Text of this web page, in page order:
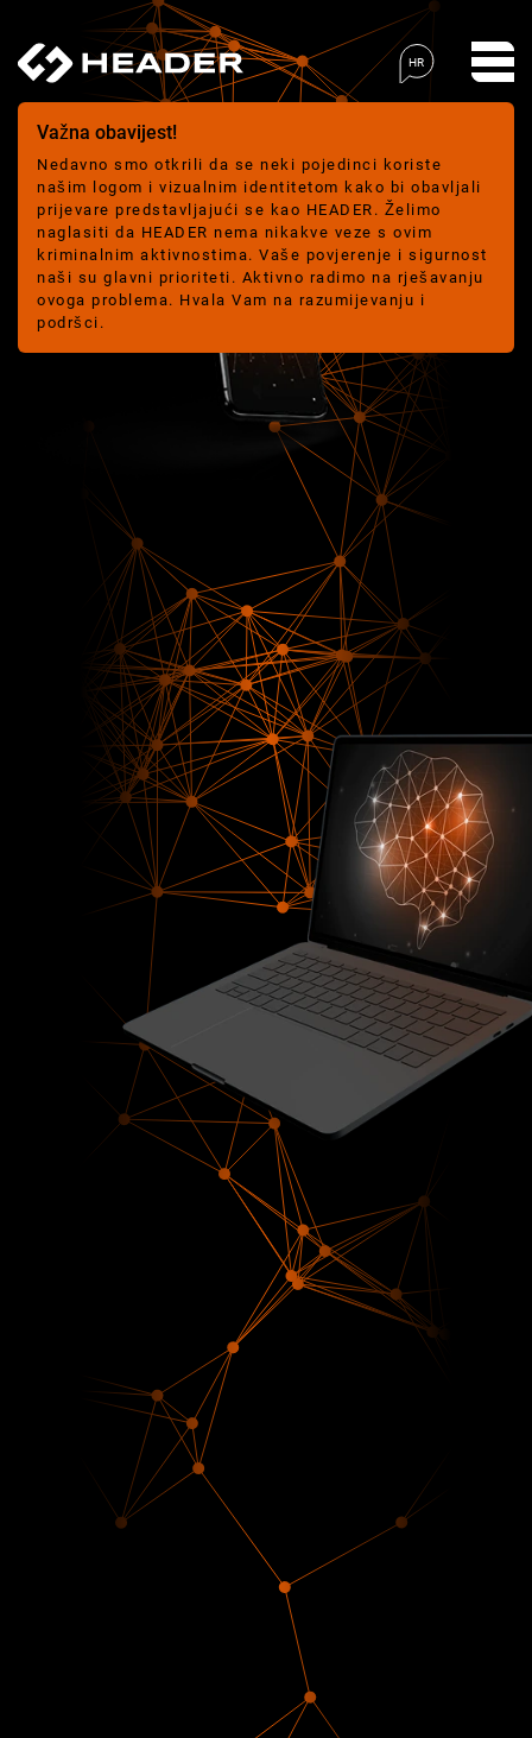
HR
Važna obavijest!
Nedavno smo otkrili da se neki pojedinci koriste
našim logom i vizualnim identitetom kako bi obavljali
prijevare predstavljajući se kao HEADER. Želimo
naglasiti da HEADER nema nikakve veze s ovim
kriminalnim aktivnostima. Vaše povjerenje i sigurnost
naši su glavni prioriteti. Aktivno radimo na rješavanju
ovoga problema. Hvala Vam na razumijevanju i
podršci.